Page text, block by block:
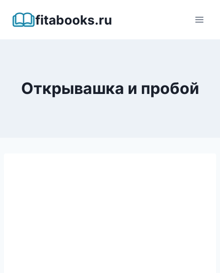
fitabooks.ru
Открывашка и пробой